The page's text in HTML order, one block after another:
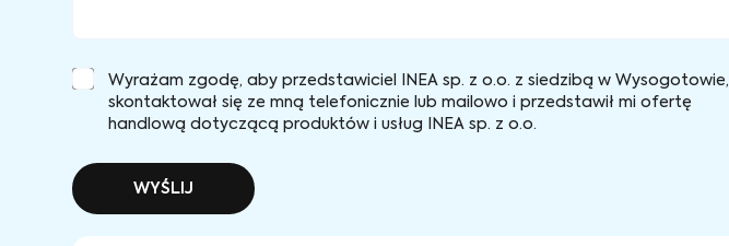
Wyrażam zgodę, aby przedstawiciel INEA sp. z o.o. z siedzibą w Wysogotowie,
skontaktował się ze mną telefonicznie lub mailowo i przedstawił mi ofertę
handlową dotyczącą produktów i usług INEA sp. z o.o.
WYŚLIJ